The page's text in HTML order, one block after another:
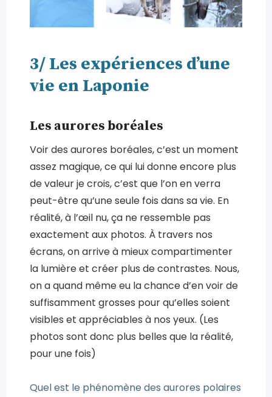
3/ Les expériences d’une
vie en Laponie
Les aurores boréales
Voir des aurores boréales, c’est un moment
assez magique, ce qui lui donne encore plus
de valeur je crois, c’est que l’on en verra
peut-être qu’une seule fois dans sa vie. En
réalité, à l’œil nu, ça ne ressemble pas
exactement aux photos. À travers nos
écrans, on arrive à mieux compartimenter
la lumière et créer plus de contrastes. Nous,
on a quand même eu la chance d’en voir de
suffisamment grosses pour qu’elles soient
visibles et appréciables à nos yeux. (Les
photos sont donc plus belles que la réalité,
pour une fois)
Quel est le phénomène des aurores polaires